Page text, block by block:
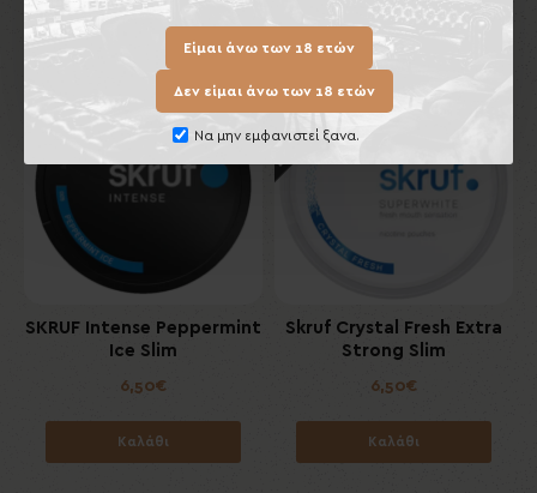
Είμαι άνω των 18 ετών
Δεν είμαι άνω των 18 ετών
Να μην εμφανιστεί ξανα.
Καλάθι Καλάθι
SKRUF Intense Peppermint
Ice Slim
6,50€
Καλάθι
Εκτός Αποθέματος
Skruf Crystal Fresh Extra
Strong Slim
6,50€
Καλάθι